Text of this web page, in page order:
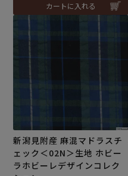
カートに入れる
新潟見附産 麻混マドラスチ
ェック＜02N＞生地 ホビー
ラホビーレデザインコレク